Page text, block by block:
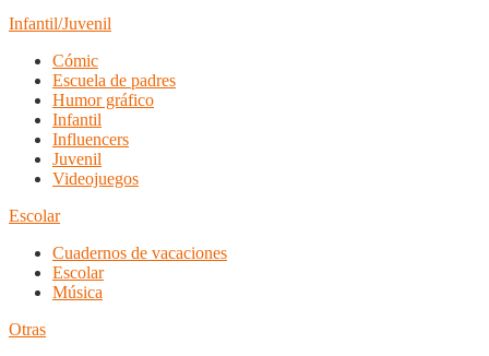
Infantil/Juvenil
Cómic
Escuela de padres
Humor gráfico
Infantil
Influencers
Juvenil
Videojuegos
Escolar
Cuadernos de vacaciones
Escolar
Música
Otras